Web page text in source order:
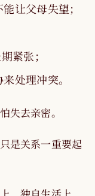
让父母失望；
紧张；
处理冲突。
失去亲密。
是关系一重要起